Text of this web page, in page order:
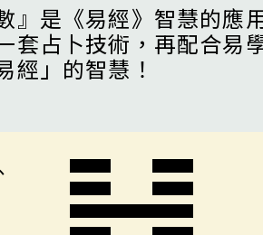
』是《易經》智慧的
套占卜技術，再配合易
經」的智慧！